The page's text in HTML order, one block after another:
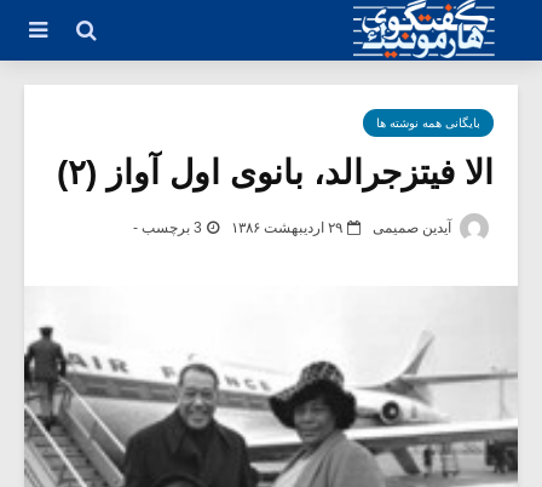
بایگانی همه نوشته ها
الا فیتزجرالد، بانوی اول آواز (۲)
آیدین صمیمی ۲۹ اردیبهشت ۱۳۸۶ 3 برچسب -